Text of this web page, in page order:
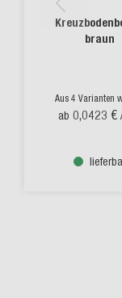
braun
Aus 4 Varianten
ab 0,0423 €